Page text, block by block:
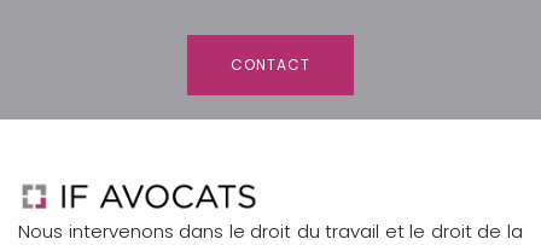
CONTACT
Nous intervenons dans le droit du travail et le droit de la